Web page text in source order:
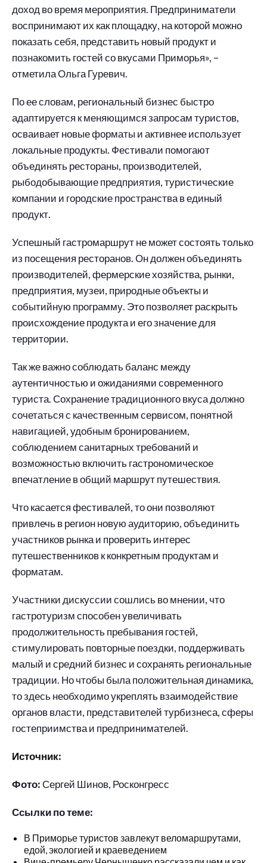
доход во время мероприятия. Предприниматели
воспринимают их как площадку, на которой можно
показать себя, представить новый продукт и
познакомить гостей со вкусами Приморья», –
отметила Ольга Гуревич.
По ее словам, региональный бизнес быстро
адаптируется к меняющимся запросам туристов,
осваивает новые форматы и активнее использует
локальные продукты. Фестивали помогают
объединять рестораны, производителей,
рыбодобывающие предприятия, туристические
компании и городские пространства в единый
продукт.
Успешный гастромаршрут не может состоять только
из посещения ресторанов. Он должен объединять
производителей, фермерские хозяйства, рынки,
предприятия, музеи, природные объекты и
событийную программу. Это позволяет раскрыть
происхождение продукта и его значение для
территории.
Так же важно соблюдать баланс между
аутентичностью и ожиданиями современного
туриста. Сохранение традиционного вкуса должно
сочетаться с качественным сервисом, понятной
навигацией, удобным бронированием,
соблюдением санитарных требований и
возможностью включить гастрономическое
впечатление в общий маршрут путешествия.
Что касается фестивалей, то они позволяют
привлечь в регион новую аудиторию, объединить
участников рынка и проверить интерес
путешественников к конкретным продуктам и
форматам.
Участники дискуссии сошлись во мнении, что
гастротуризм способен увеличивать
продолжительность пребывания гостей,
стимулировать повторные поездки, поддерживать
малый и средний бизнес и сохранять региональные
традиции. Но чтобы была положительная динамика,
то здесь необходимо укреплять взаимодействие
органов власти, представителей турбизнеса, сферы
гостеприимства и предпринимателей.
Источник:
Фото:Сергей Шинов, Росконгресс
Ссылки по теме:
В Приморье туристов завлекут веломаршрутами,
едой, экологией и краеведением